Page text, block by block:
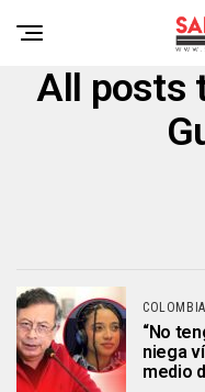
All posts
COLOMBIA
“No
niega
medio